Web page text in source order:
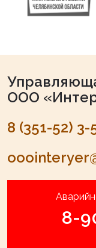
ООО
8 (351-52) 3-
8-